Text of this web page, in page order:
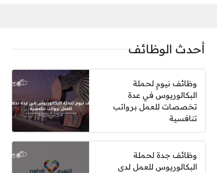
أحدث الوظائف
وظائف نيوم لحملة
البكالوريوس في عدة
تخصصات للعمل برواتب
تنافسية
وظائف جدة لحملة
البكالوريوس للعمل لدى